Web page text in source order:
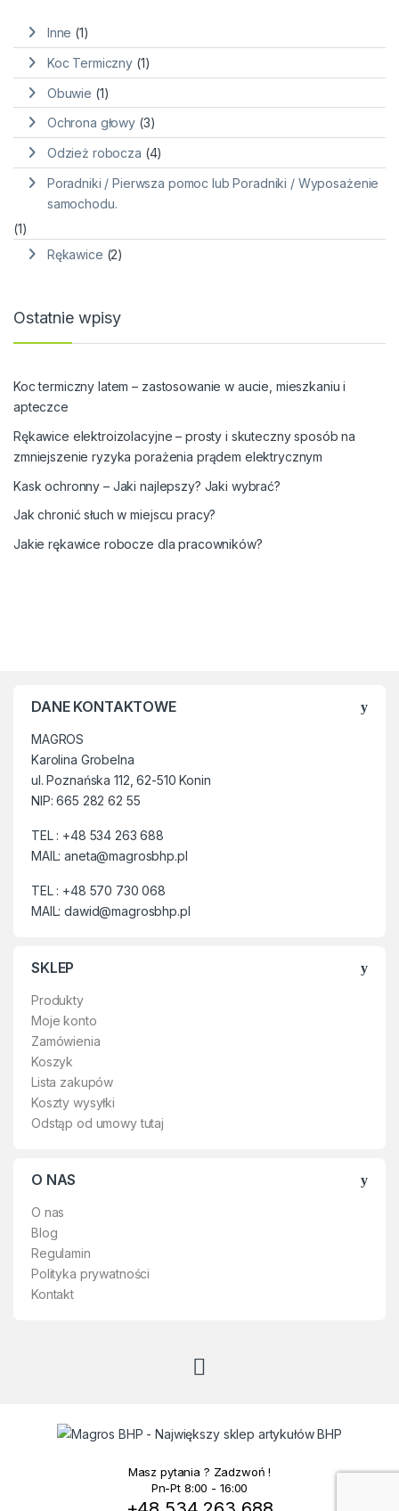
Inne (1)
Koc Termiczny(1)
Obuwie (1)
Ochrona głowy(3)
Odzież robocza (4)
Poradniki / Pierwsza pomoc lub Poradniki / Wyposażenie
samochodu.
(1)
Rękawice (2)
Ostatnie wpisy
Koc termiczny latem – zastosowanie w aucie, mieszkaniu i
apteczce
Rękawice elektroizolacyjne – prosty i skuteczny sposób na
zmniejszenie ryzyka porażenia prądem elektrycznym
Kask ochronny – Jaki najlepszy? Jaki wybrać?
Jak chronić słuch w miejscu pracy?
Jakie rękawice robocze dla pracowników?
DANE KONTAKTOWE
MAGROS
Karolina Grobelna
ul. Poznańska 112, 62-510 Konin
NIP: 665 282 62 55
TEL : +48 534 263 688
MAIL: aneta@magrosbhp.pl
TEL : +48 570 730 068
MAIL: dawid@magrosbhp.pl
SKLEP
Produkty
Moje konto
Zamówienia
Koszyk
Lista zakupów
Koszty wysyłki
Odstąp od umowy tutaj
O NAS
O nas
Blog
Regulamin
Polityka prywatności
Kontakt
Masz pytania ? Zadzwoń !
Pn-Pt 8:00 - 16:00